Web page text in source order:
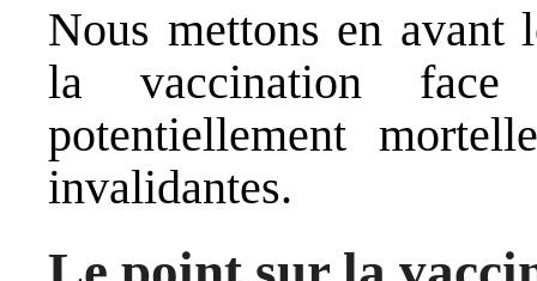
Nous mettons en avant
la vaccination
potentiellement
invalidantes.